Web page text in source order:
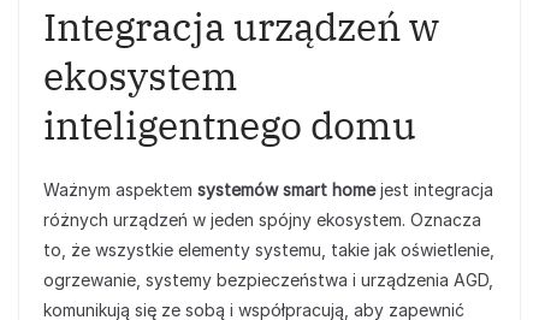
Integracja urządzeń w
ekosystem
inteligentnego domu
Ważnym aspektem systemów smart homejest integracja
różnych urządzeń w jeden spójny ekosystem. Oznacza
to, że wszystkie elementy systemu, takie jak oświetlenie,
ogrzewanie, systemy bezpieczeństwa i urządzenia AGD,
komunikują się ze sobą i współpracują, aby zapewnić